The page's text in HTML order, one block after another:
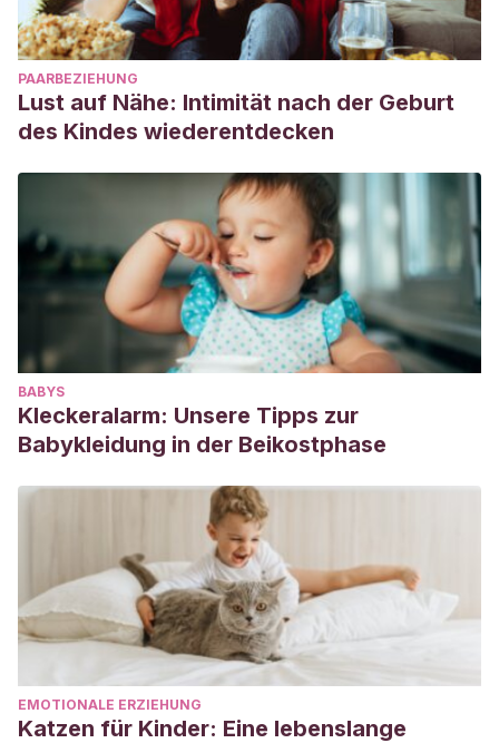
PAARBEZIEHUNG
Lust auf Nähe: Intimität nach der Geburt
des Kindes wiederentdecken
BABYS
Kleckeralarm: Unsere Tipps zur
Babykleidung in der Beikostphase
EMOTIONALE ERZIEHUNG
Katzen für Kinder: Eine lebenslange